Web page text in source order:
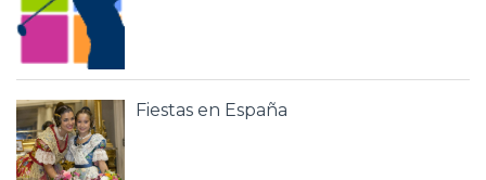
Fiestas en España